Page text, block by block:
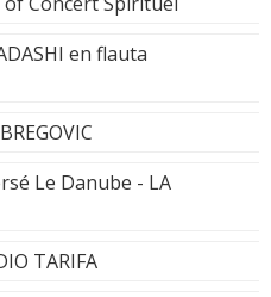
en flauta
Le Danube - LA
TARIFA